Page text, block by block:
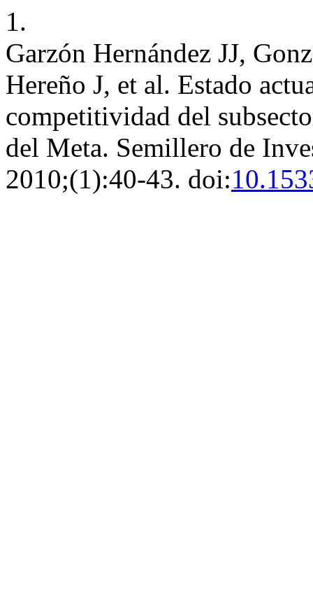
1.
Garzón Hernández JJ,
Hereño J, et al. Estado
competitividad del
del Meta. Semillero de
2010;(1):40-43. doi: